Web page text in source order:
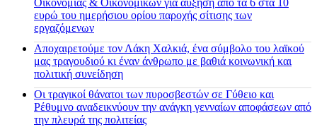
Οικονομίας & Οικονομικών για αύξηση από τα 6 στα 10
ευρώ του ημερήσιου ορίου παροχής σίτισης των
εργαζόμενων
Αποχαιρετούμε τον Λάκη Χαλκιά, ένα σύμβολο του λαϊκού
μας τραγουδιού κι έναν άνθρωπο με βαθιά κοινωνική και
πολιτική συνείδηση
Οι τραγικοί θάνατοι των πυροσβεστών σε Γύθειο και
Ρέθυμνο αναδεικνύουν την ανάγκη γενναίων αποφάσεων από
την πλευρά της πολιτείας